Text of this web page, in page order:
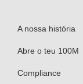
A nossa história
Abre o teu 100M
Compliance